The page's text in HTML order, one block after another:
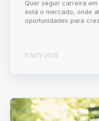
Quer seguir carreira
está o mercado, onde
oportunidades para
5 NOV 2025